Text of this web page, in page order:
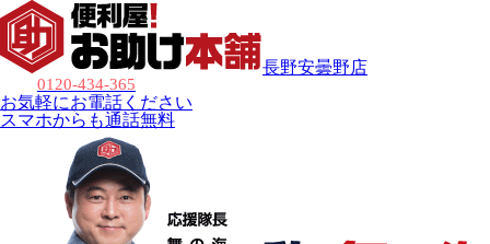
長野安曇野店
0120-434-365
お気軽にお電話ください
スマホからも通話無料